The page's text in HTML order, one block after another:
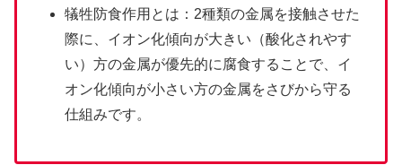
犠牲防食作用とは：2種類の金属を接触させた
際に、イオン化傾向が大きい（酸化されやす
い）方の金属が優先的に腐食することで、イ
オン化傾向が小さい方の金属をさびから守る
仕組みです。